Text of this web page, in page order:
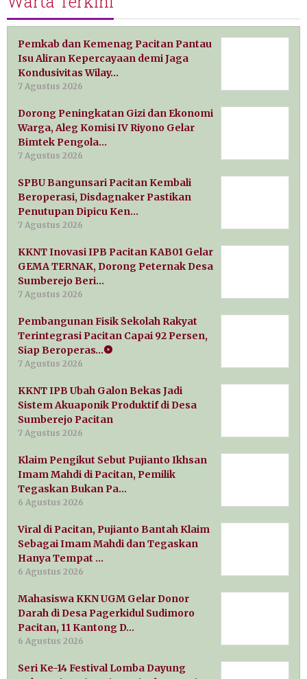
Pemkab dan Kemenag Pacitan Pantau
Isu Aliran Kepercayaan demi Jaga
Kondusivitas Wilay…
7 Agustus 2026
Dorong Peningkatan Gizi dan Ekonomi
Warga, Aleg Komisi IV Riyono Gelar
Bimtek Pengola…
7 Agustus 2026
SPBU Bangunsari Pacitan Kembali
Beroperasi, Disdagnaker Pastikan
Penutupan Dipicu Ken…
7 Agustus 2026
KKNT Inovasi IPB Pacitan KAB01 Gelar
GEMA TERNAK, Dorong Peternak Desa
Sumberejo Beri…
7 Agustus 2026
Pembangunan Fisik Sekolah Rakyat
Terintegrasi Pacitan Capai 92 Persen,
Siap Beroperas…
7 Agustus 2026
KKNT IPB Ubah Galon Bekas Jadi
Sistem Akuaponik Produktif di Desa
Sumberejo Pacitan
7 Agustus 2026
Klaim Pengikut Sebut Pujianto Ikhsan
Imam Mahdi di Pacitan, Pemilik
Tegaskan Bukan Pa…
6 Agustus 2026
Viral di Pacitan, Pujianto Bantah Klaim
Sebagai Imam Mahdi dan Tegaskan
Hanya Tempat …
6 Agustus 2026
Mahasiswa KKN UGM Gelar Donor
Darah di Desa Pagerkidul Sudimoro
Pacitan, 11 Kantong D…
6 Agustus 2026
Seri Ke-14 Festival Lomba Dayung